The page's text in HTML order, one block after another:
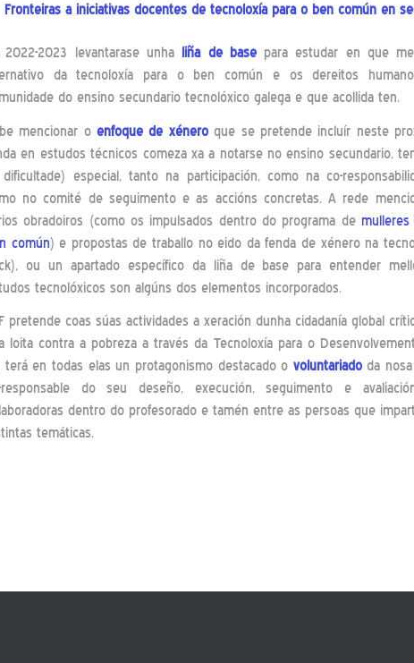
Fronteiras a iniciativas docentes de tecnoloxía para o ben común en
2022-2023 levantarase unha liña de basepara estudar en que
da tecnoloxía para o ben común e os dereitos
do ensino secundario tecnolóxico galega e que acollida ten.
mencionar oenfoque de xéneroque se pretende incluír neste
en estudos técnicos comeza xa a notarse no ensino secundario,
especial, tanto na participación, como na co-
no comité de seguimento e as accións concretas. A rede
obradoiros (como os impulsados dentro do programa demulleres
común) e propostas de traballo no eido da fenda de xénero na
ou un apartado específico da liña de base para entender
tecnolóxicos son algúns dos elementos incorporados.
pretende coas súas actividades a xeración dunha cidadanía global
loita contra a pobreza a través da Tecnoloxía para o
terá en todas elas un protagonismo destacado o voluntariadoda nosa
responsable do seu deseño, execución, seguimento e
dentro do profesorado e tamén entre as persoas que
temáticas.